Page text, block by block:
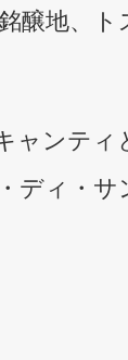
醸地、ト
ャンティ
ディ・サ